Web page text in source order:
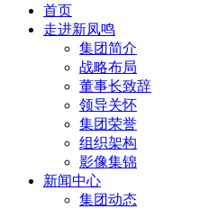
首页
走进新凤鸣
集团简介
战略布局
董事长致辞
领导关怀
集团荣誉
组织架构
影像集锦
新闻中心
集团动态